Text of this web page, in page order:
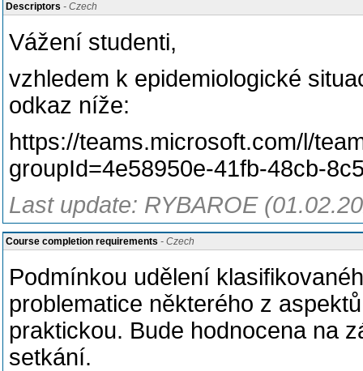
Descriptors - Czech
Vážení studenti,
vzhledem k epidemiologické
odkaz níže:
https://teams.microsoft.com/l/
groupId=4e58950e-41fb-48cb-
Last update: RYBAROE
Course completion requirements - Czech
Podmínkou udělení
problematice některého z
praktickou. Bude hodnocena na
setkání.